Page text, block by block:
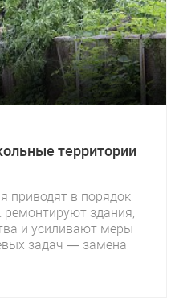
территории
приводят в порядок
здания,
и усиливают меры
задач — замена